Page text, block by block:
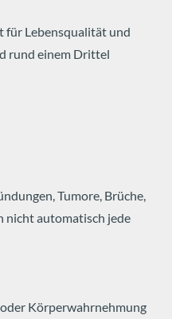
für Lebensqualität und
rund einem Drittel
Tumore, Brüche,
nicht automatisch jede
Körperwahrnehmung